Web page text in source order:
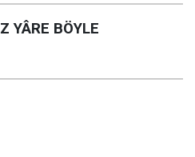
YÂRE BÖYLE